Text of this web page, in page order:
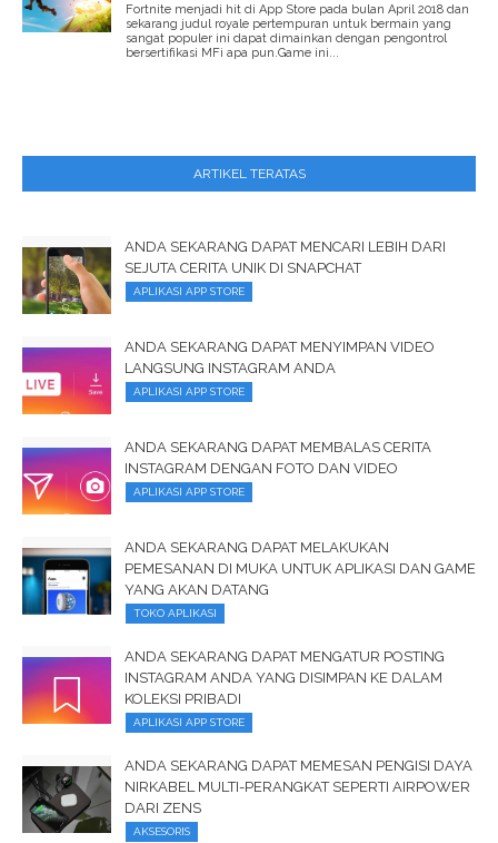
Fortnite menjadi hit di App Store pada bulan April 2018 dan
sekarang judul royale pertempuran untuk bermain yang
sangat populer ini dapat dimainkan dengan pengontrol
bersertifikasi MFi apa pun.Game ini...
ARTIKEL TERATAS
ANDA SEKARANG DAPAT MENCARI LEBIH DARI
SEJUTA CERITA UNIK DI SNAPCHAT
APLIKASI APP STORE
ANDA SEKARANG DAPAT MENYIMPAN VIDEO
LANGSUNG INSTAGRAM ANDA
APLIKASI APP STORE
ANDA SEKARANG DAPAT MEMBALAS CERITA
INSTAGRAM DENGAN FOTO DAN VIDEO
APLIKASI APP STORE
ANDA SEKARANG DAPAT MELAKUKAN
PEMESANAN DI MUKA UNTUK APLIKASI DAN GAME
YANG AKAN DATANG
TOKO APLIKASI
ANDA SEKARANG DAPAT MENGATUR POSTING
INSTAGRAM ANDA YANG DISIMPAN KE DALAM
KOLEKSI PRIBADI
APLIKASI APP STORE
ANDA SEKARANG DAPAT MEMESAN PENGISI DAYA
NIRKABEL MULTI-PERANGKAT SEPERTI AIRPOWER
DARI ZENS
AKSESORIS